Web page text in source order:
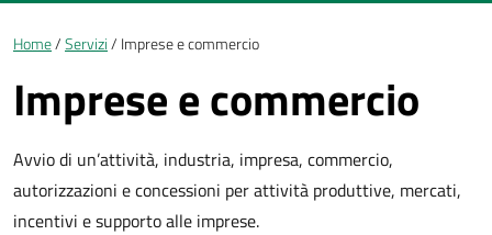
Briciole di pane
Home Servizi Imprese e commercio
Imprese e commercio
Avvio di un’attività, industria, impresa, commercio,
autorizzazioni e concessioni per attività produttive, mercati,
incentivi e supporto alle imprese.